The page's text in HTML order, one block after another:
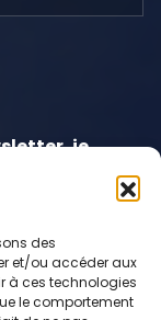
des
et/ou accéder aux
à ces technologies
le comportement
je
à